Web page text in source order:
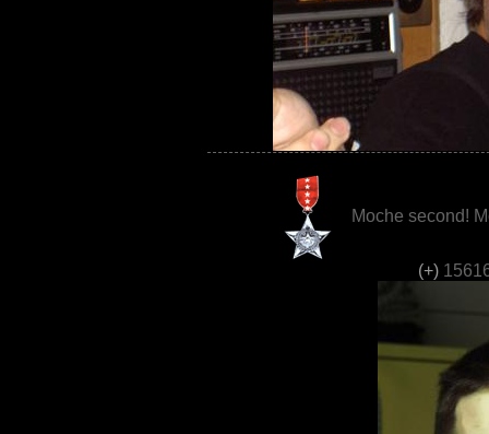
Moche second!
(+)